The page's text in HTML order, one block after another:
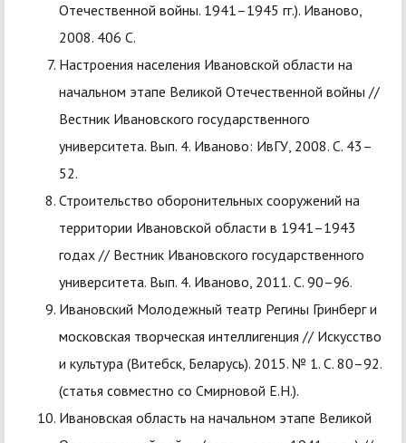
Отечественной войны. 1941–1945 гг.). Иваново,
2008. 406 С.
Настроения населения Ивановской области на
начальном этапе Великой Отечественной войны //
Вестник Ивановского государственного
университета. Вып. 4. Иваново: ИвГУ, 2008. С. 43–
52.
Строительство оборонительных сооружений на
территории Ивановской области в 1941–1943
годах // Вестник Ивановского государственного
университета. Вып. 4. Иваново, 2011. С. 90–96.
Ивановский Молодежный театр Регины Гринберг и
московская творческая интеллигенция // Искусство
и культура (Витебск, Беларусь). 2015. № 1. С. 80–92.
(статья совместно со Смирновой Е.Н.).
Ивановская область на начальном этапе Великой